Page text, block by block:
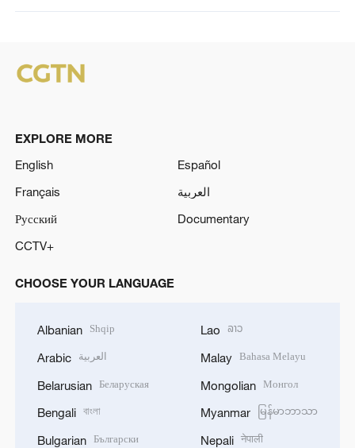
EXPLORE MORE
English
Español
Français
العربية
Русский
Documentary
CCTV+
CHOOSE YOUR LANGUAGE
Albanian Shqip
Arabic العربية
Belarusian Беларуская
Bengali বাংলা
Bulgarian Български
Lao ລາວ
Malay Bahasa Melayu
Mongolian Монгол
Myanmar မြန်မာဘာသာ
Nepali नेपाली